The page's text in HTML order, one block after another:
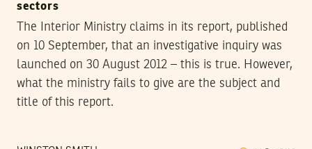
sectors
The Interior Ministry claims in its report, published
on 10 September, that an investigative inquiry was
launched on 30 August 2012 – this is true. However,
what the ministry fails to give are the subject and
title of this report.